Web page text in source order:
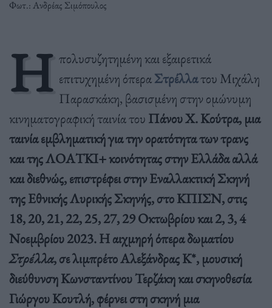
Φωτ.: Ανδρέας Σιμόπουλος
Η πολυσυζητημένη και εξαιρετικά
επιτυχημένη όπεραΣτρέλλατου Μιχάλη
Παρασκάκη, βασισμένη στην ομώνυμη
κινηματογραφική ταινία του Πάνου Χ. Κούτρα, μια
ταινία εμβληματική για την ορατότητα των τρανς
και της ΛΟΑΤΚΙ+ κοινότητας στην Ελλάδα αλλά
και διεθνώς, επιστρέφει στην Εναλλακτική Σκηνή
της Εθνικής Λυρικής Σκηνής, στο ΚΠΙΣΝ, στις
18, 20, 21, 22, 25, 27, 29 Οκτωβρίου και 2, 3, 4
Νοεμβρίου 2023. Η αιχμηρή όπερα δωματίου
Στρέλλα, σε λιμπρέτο Αλεξάνδρας Κ*, μουσική
διεύθυνση Κωνσταντίνου Τερζάκη και σκηνοθεσία
Γιώργου Κουτλή, φέρνει στη σκηνή μια